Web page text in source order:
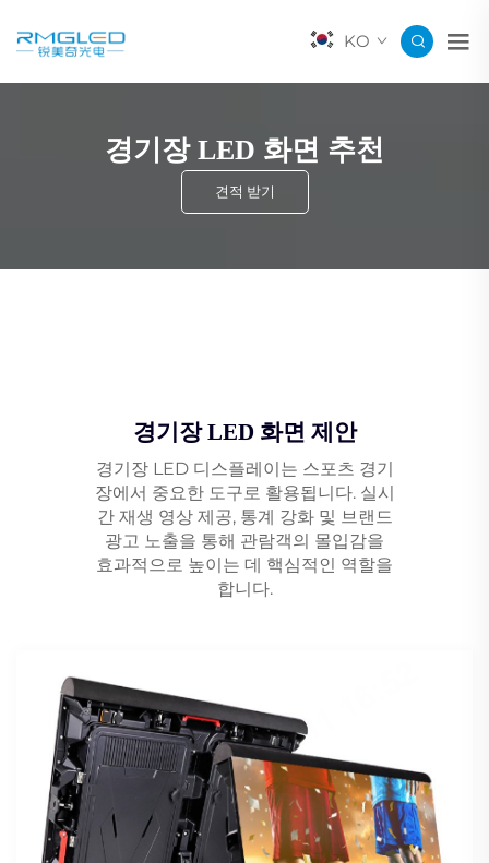
KO
경기장 LED 화면 추천
견적 받기
경기장 LED 화면 제안
경기장 LED 디스플레이는 스포츠 경기
장에서 중요한 도구로 활용됩니다. 실시
간 재생 영상 제공, 통계 강화 및 브랜드
광고 노출을 통해 관람객의 몰입감을
효과적으로 높이는 데 핵심적인 역할을
합니다.